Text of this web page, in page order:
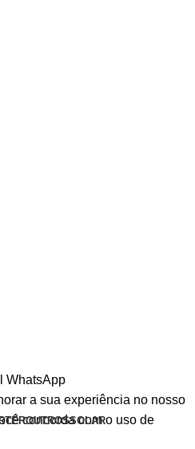
OUTROSSOLAR
WhatsApp
a sua experiência no nosso
concorda com o uso de